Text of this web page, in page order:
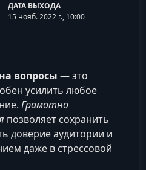
ДАТА ВЫХОДА
15 нояб. 2022 г., 10:00
вопросы — это
усилить любое
Грамотно
позволяет сохранить
доверие аудитории и
даже в стрессовой